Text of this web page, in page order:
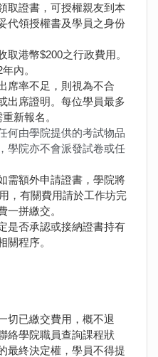
取證書，可授權親友到本
代領授權書及學員之身份
港幣$200之行政費用。
內。
席率不足，則視為不合
出席證明。每位學員最多
新報名。
何由學院提供的考試物品
學院亦不會派發試卷或任
需額外申請證書，學院將
，有關費用請於工作坊完
一拼繳交。
是否承認或接納證書持有
關程序。
切已繳交費用，概不退
絡學院職員查詢課程狀
最終決定權，學員不得提